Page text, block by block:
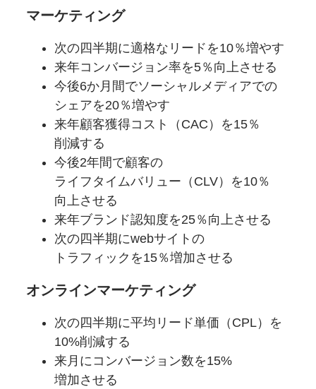
マーケティング
次の四半期に適格な リードを10％増やす
来年コンバージョン率を5％向上させる
今後6か 月間でソーシャルメディアでの
シェアを20％増やす
来年顧客獲得コスト （CAC）を15％
削減する
今後2年間で顧客の
ライフタイムバリュー （CLV）を10％
向上させる
来年ブランド認知度を25％向上させる
次の四半期にwebサイトの
トラフィックを15％増加させる
オンラインマーケティング
次の四半期に平均リード単価 （CPL）を
10%削減する
来月に コンバージョン数を15%
増加させる